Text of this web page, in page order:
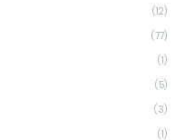
(12)
(77)
(1)
(5)
(3)
(1)